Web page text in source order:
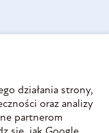
działania strony,
oraz analizy
partnerom